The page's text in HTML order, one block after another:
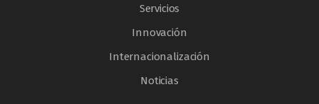
Servicios
Innovación
Internacionalización
Noticias